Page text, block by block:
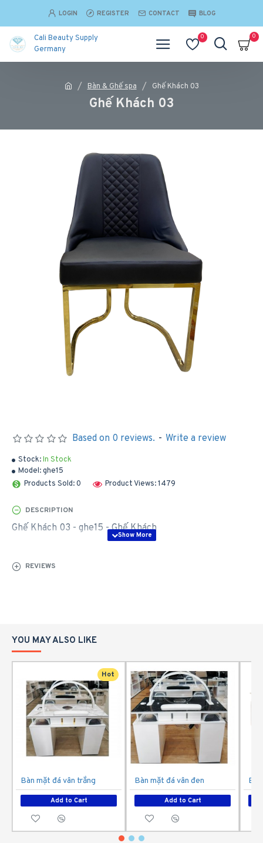
LOGIN REGISTER CONTACT BLOG
Cali Beauty Supply
Germany
0 0
Bàn & Ghế spa Ghế Khách 03
Ghế Khách 03
Stock:In Stock
Model:ghe15
Products Sold: 0
Product Views: 1479
Based on 0 reviews. - Write a review
DESCRIPTION
Ghế Khách 03 - ghe15 - Ghế Khách
REVIEWS
YOU MAY ALSO LIKE
Hot
Bàn mặt đá vân trắng
Add to Cart
Bàn mặt đá vân đen
Add to Cart